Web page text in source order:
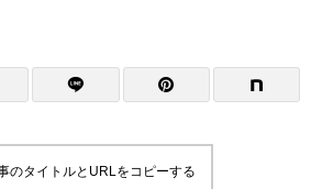
のタイトルとURLをコピーする